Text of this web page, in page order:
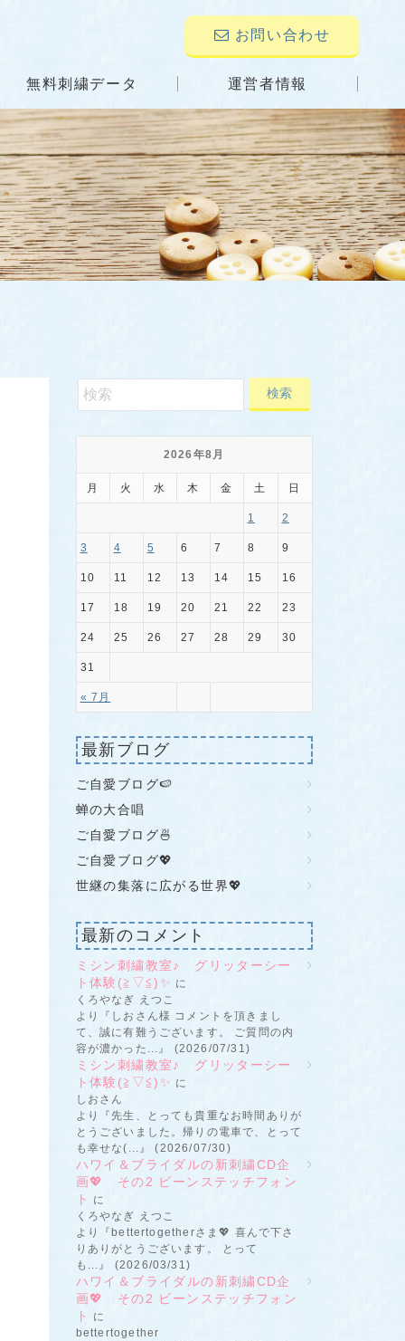
お問い合わせ
無料刺繍データ 運営者情報
2026年8月
月 火 水 木 金 土 日
« 7月
1 2
3 4 5 6 7 8 9
10 11 12 13 14 15 16
17 18 19 20 21 22 23
24 25 26 27 28 29 30
31
最新ブログ
ご自愛ブログ🍉
蝉の大合唱
ご自愛ブログ🍜
ご自愛ブログ💖
世継の集落に広がる世界💖
最新のコメント
ミシン刺繍教室♪ グリッターシー
ト体験(≧▽≦)✨ に
くろやなぎ えつこ
より『しおさん様 コメントを頂きまし
て、誠に有難うございます。 ご質問の内
容が濃かった...』 (2026/07/31)
ミシン刺繍教室♪ グリッターシー
ト体験(≧▽≦)✨ に
しおさん
より『先生、とっても貴重なお時間ありが
とうございました。帰りの電車で、とって
も幸せな(...』 (2026/07/30)
ハワイ＆ブライダルの新刺繍CD企
画💖 その2 ビーンステッチフォン
ト
に
くろやなぎ えつこ
より『bettertogetherさま💖 喜んで下さ
りありがとうございます。 とって
も...』 (2026/03/31)
ハワイ＆ブライダルの新刺繍CD企
画💖 その2 ビーンステッチフォン
ト
に
bettertogether